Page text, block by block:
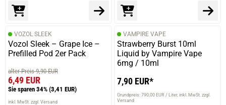
VOZOL SLEEK
Vozol Sleek – Grape Ice –
Prefilled Pod 2er Pack
alter Preis 9,90 EUR
6,49 EUR
Sie sparen 34% (3,41 EUR)
inkl. MwSt. zzgl. Versand
VAMPIRE VAPE
Strawberry Burst 10ml
Liquid by Vampire Vape
6mg / 10ml
7,90 EUR*
Grundpreis: 790,00 EUR / Liter inkl. MwSt. zzgl.
Versand